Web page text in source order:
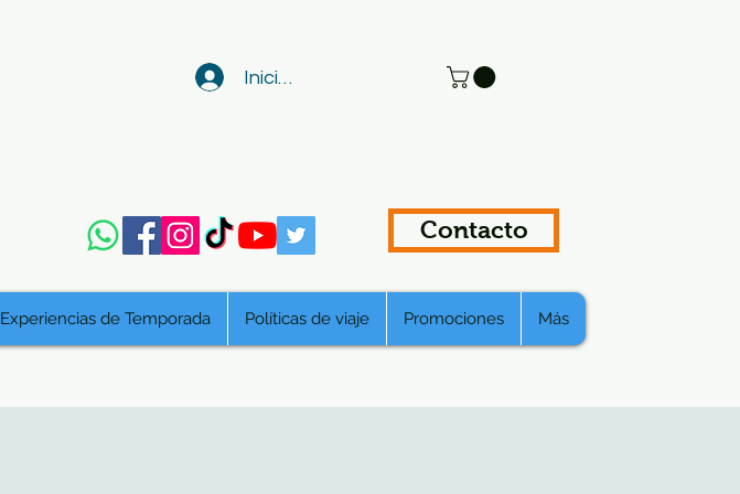
Iniciar sesión
Contacto
Experiencias de Temporada Políticas de viaje Promociones Más